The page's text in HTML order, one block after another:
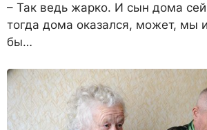
– Так ведь жарко. И сын дома
тогда дома оказался, может, мы
бы…